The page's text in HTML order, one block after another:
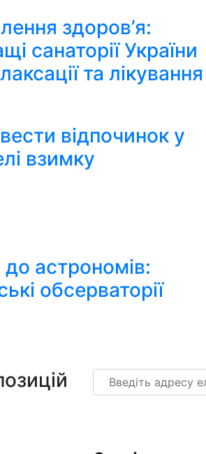
здоров’я:
санаторії України
та лікування
відпочинок у
взимку
до астрономів:
обсерваторії